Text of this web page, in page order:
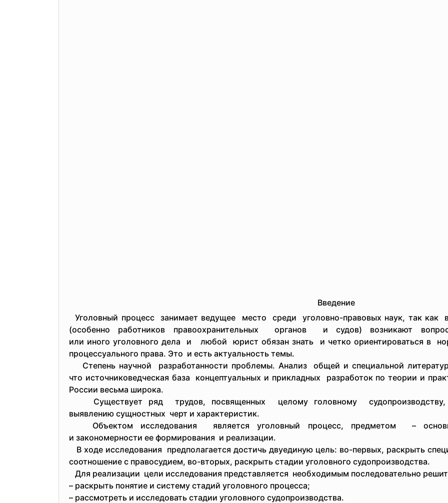
Введение
Уголовный процесс занимает ведущее место среди уголовно-правовых наук, так как
(особенно работников правоохранительных органов и судов) возникают
или иного уголовного дела и любой юрист обязан знать и четко ориентироваться в
процессуального права. Это и есть актуальность темы.
Степень научной разработанности проблемы. Анализ общей и специальной
что источниковедческая база концептуальных и прикладных разработок по теории и
России весьма широка.
Существует ряд трудов, посвященных целому головному судопроизводству,
выявлению сущностных черт и характеристик.
Объектом исследования является уголовный процесс, предметом –
и закономерности ее формирования и реализации.
В ходе исследования предполагается достичь двуединую цель: во-первых, раскрыть
соотношение с правосудием, во-вторых, раскрыть стадии уголовного судопроизводства.
Для реализации цели исследования представляется необходимым последовательно
– раскрыть понятие и систему стадий уголовного процесса;
– рассмотреть и исследовать стадии уголовного судопроизводства.